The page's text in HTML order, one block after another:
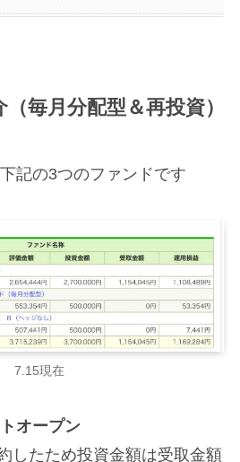
毎月分配型＆再投資）
記の3つのファンドです
7.15現在
オープン
したため投資金額は受取金額